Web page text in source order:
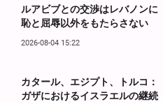
ルアビブとの交渉はレバノンに
恥と屈辱以外をもたらさない
2026-08-04 15:22
カタール、エジプト、トルコ：
ガザにおけるイスラエルの継続